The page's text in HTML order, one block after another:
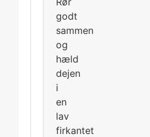
godt
sammen
og
hæld
dejen
i
en
lav
firkantet